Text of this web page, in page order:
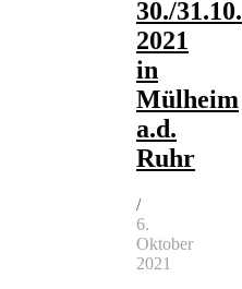
30./31.10.
2021
in
Mülheim
a.d.
Ruhr
/
6.
Oktober
2021